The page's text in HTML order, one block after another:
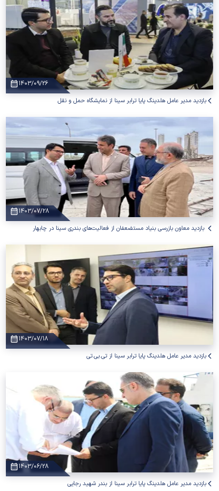
بازدید مدیر عامل هلدینگ پایا ترابر سینا از نمایشگاه حمل و نقل
1403/09/26
بازدید معاون بازرسی بنیاد مستضعفان از فعالیت‌های بندری سینا در چابهار
1403/07/28
بازدید مدیر عامل هلدینگ پایا ترابر سینا از تی.بی.تی
1403/07/18
بازدید مدیر عامل هلدینگ پایا ترابر سینا از بندر شهید رجایی
1403/06/28